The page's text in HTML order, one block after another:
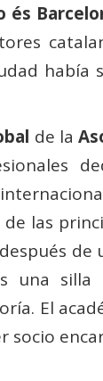
és
de la
de las
una silla
El
socio